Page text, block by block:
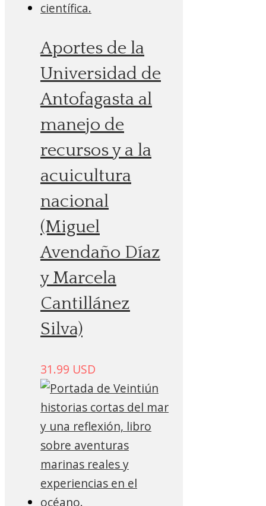
Aportes de la
Universidad de
Antofagasta al
manejo de
recursos y a la
acuicultura
nacional
(Miguel
Avendaño Díaz
y Marcela
Cantillánez
Silva)
31.99 USD